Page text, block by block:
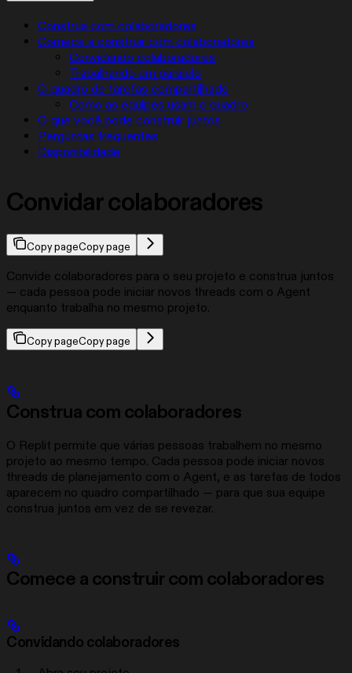
Construa com colaboradores
Comece a construir com colaboradores
Convidando colaboradores
Trabalhando em paralelo
O quadro de tarefas compartilhado
Como as equipes usam o quadro
O que você pode construir juntos
Perguntas frequentes
Disponibilidade
Convidar colaboradores
Copy pageCopy page
Convide colaboradores para o seu projeto e construa juntos
— cada pessoa pode iniciar novos threads com o Agent
enquanto trabalha no mesmo projeto.
Copy pageCopy page
Construa com colaboradores
O Replit permite que várias pessoas trabalhem no mesmo
projeto ao mesmo tempo. Cada pessoa pode iniciar novos
threads de planejamento com o Agent, e as tarefas de todos
aparecem no quadro compartilhado — para que sua equipe
construa juntos em vez de se revezar.
Comece a construir com colaboradores
Convidando colaboradores